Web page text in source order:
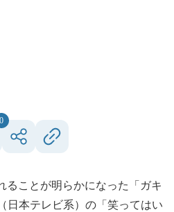
0
ことが明らかになった「ガキ
日本テレビ系）の「笑ってはい